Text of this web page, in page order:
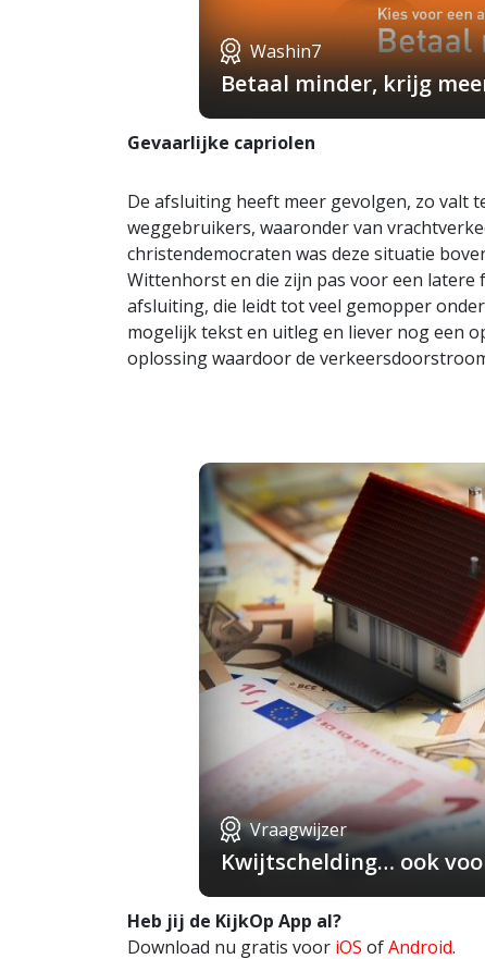
Washin7
Betaal minder, krijg
Gevaarlijke capriolen
De afsluiting heeft meer gevolgen, zo valt
weggebruikers, waaronder van
christendemocraten was deze situatie
Wittenhorst en die zijn pas voor een latere
afsluiting, die leidt tot veel gemopper
mogelijk tekst en uitleg en liever nog een
oplossing waardoor de
Vraagwijzer
Kwijtschelding… ook
Heb jij de KijkOp App al?
Download nu gratis voor iOS ofAndroid.